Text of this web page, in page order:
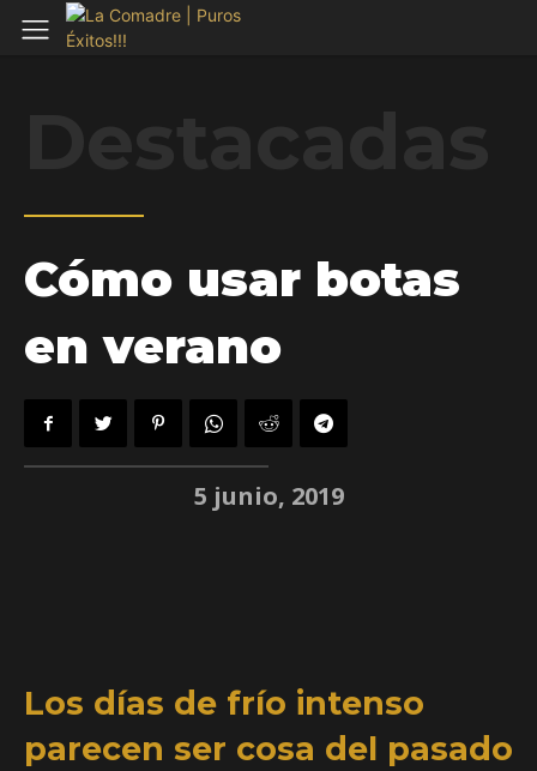
Cómo usar botas
en verano
5 junio, 2019
Los días de frío intenso
parecen ser cosa del pasado